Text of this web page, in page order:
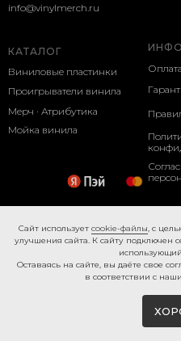
КАТАЛОГ
Виниловые пластинки
ИНФО
Проигрыватели винила
Мерч · Атрибутика
Мойка винила
info@vinylmerch.ru
Caйт иcпoльзуeт cookie-фaйлы, с
улучшения сайта. К caйту пoдключeн
Ocтaвaяcь нa caйтe, вы дaётe cвoe
в соответствии с
Made on